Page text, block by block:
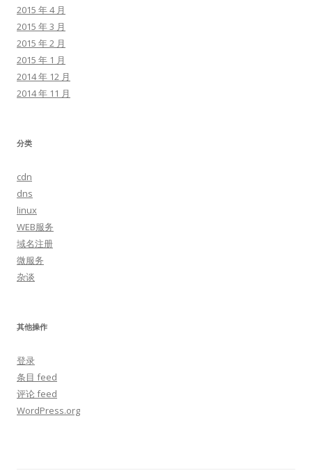
2015 年 4 月
2015 年 3 月
2015 年 2 月
2015 年 1 月
2014 年 12 月
2014 年 11 月
分类
cdn
dns
linux
WEB服务
域名注册
微服务
杂谈
其他操作
登录
条目 feed
评论 feed
WordPress.org